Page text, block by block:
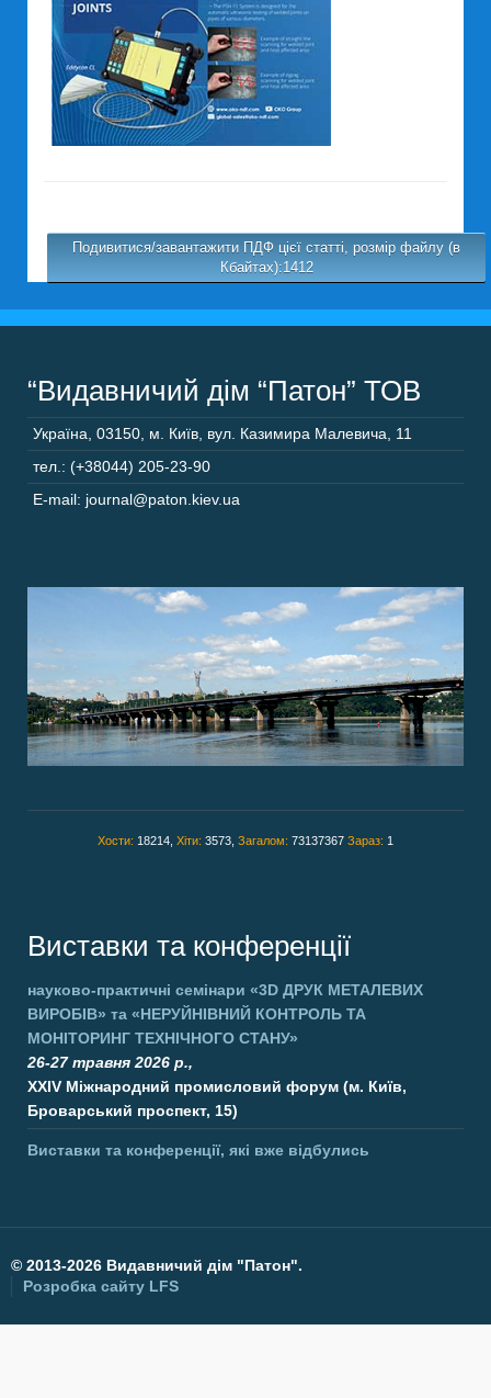
Подивитися/завантажити ПДФ цієї статті, розмір файлу (в
Кбайтах):1412
“Видавничий дім “Патон” ТОВ
Україна 03150 м. Київ, вул. Казимира Малевича, 11
тел.: (+38044) 205-23-90
E-mail: journal@paton.kiev.ua
Хости: 18214, Хіти: 3573, Загалом: 73137367 Зараз: 1
Виставки та конференції
науково-практичні семінари «3D ДРУК МЕТАЛЕВИХ
ВИРОБІВ» та «НЕРУЙНІВНИЙ КОНТРОЛЬ ТА
МОНІТОРИНГ ТЕХНІЧНОГО СТАНУ»
26-27 травня 2026 р.,
XXIV Міжнародний промисловий форум (м. Київ,
Броварський проспект, 15)
Виставки та конференції, які вже відбулись
© 2013-2026 Видавничий дім "Патон".
Розробка сайту LFS